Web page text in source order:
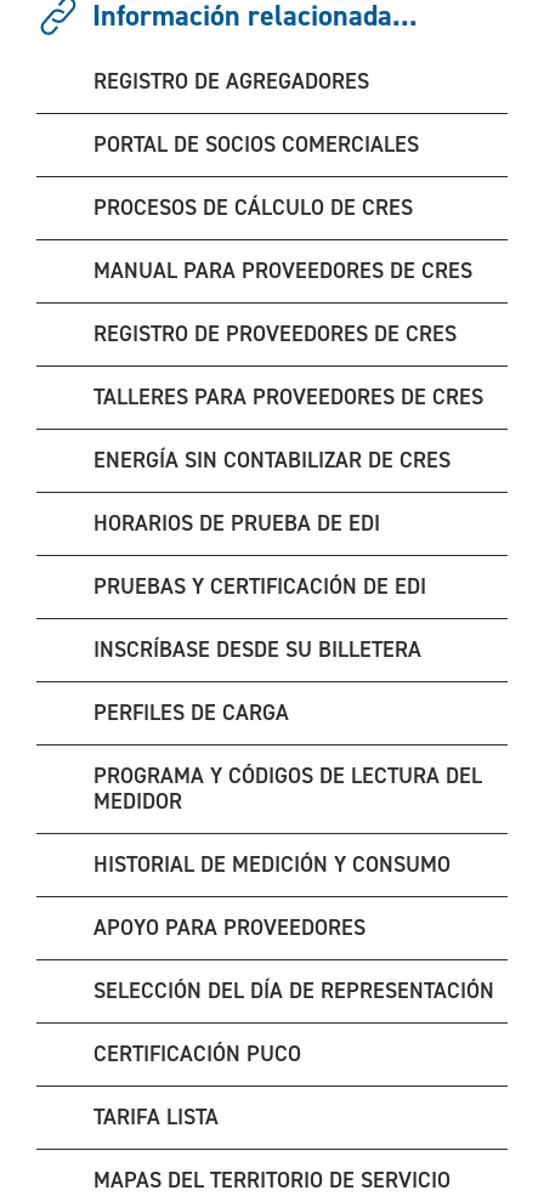
Información relacionada...
REGISTRO DE AGREGADORES
PORTAL DE SOCIOS COMERCIALES
PROCESOS DE CÁLCULO DE CRES
MANUAL PARA PROVEEDORES DE CRES
REGISTRO DE PROVEEDORES DE CRES
TALLERES PARA PROVEEDORES DE CRES
ENERGÍA SIN CONTABILIZAR DE CRES
HORARIOS DE PRUEBA DE EDI
PRUEBAS Y CERTIFICACIÓN DE EDI
INSCRÍBASE DESDE SU BILLETERA
PERFILES DE CARGA
PROGRAMA Y CÓDIGOS DE LECTURA DEL
MEDIDOR
HISTORIAL DE MEDICIÓN Y CONSUMO
APOYO PARA PROVEEDORES
SELECCIÓN DEL DÍA DE REPRESENTACIÓN
CERTIFICACIÓN PUCO
TARIFA LISTA
MAPAS DEL TERRITORIO DE SERVICIO